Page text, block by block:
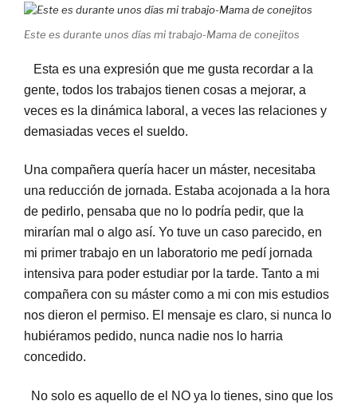
Este es durante unos días mi trabajo-Mama de conejitos
Esta es una expresión que me gusta recordar a la
gente, todos los trabajos tienen cosas a mejorar, a
veces es la dinámica laboral, a veces las relaciones y
demasiadas veces el sueldo.
Una compañera quería hacer un máster, necesitaba
una reducción de jornada. Estaba acojonada a la hora
de pedirlo, pensaba que no lo podría pedir, que la
mirarían mal o algo así. Yo tuve un caso parecido, en
mi primer trabajo en un laboratorio me pedí jornada
intensiva para poder estudiar por la tarde. Tanto a mi
compañera con su máster como a mi con mis estudios
nos dieron el permiso. El mensaje es claro, si nunca lo
hubiéramos pedido, nunca nadie nos lo harria
concedido.
No solo es aquello de el NO ya lo tienes, sino que los